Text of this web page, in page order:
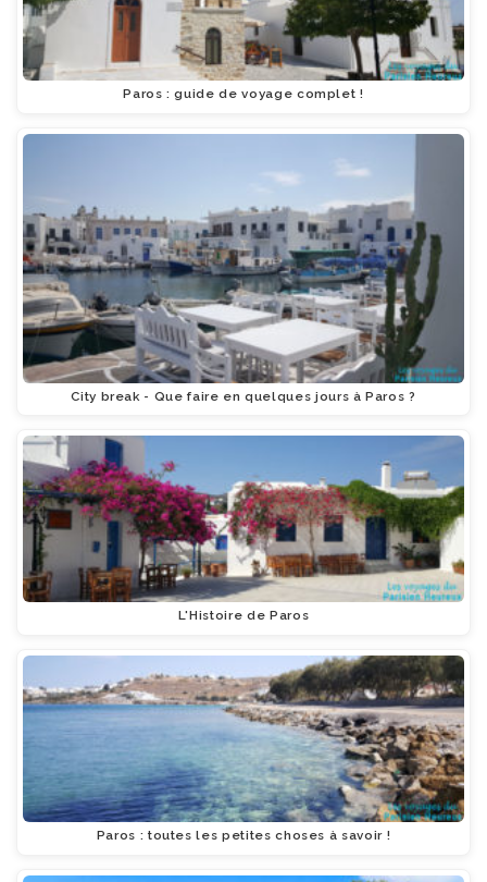
Paros : guide de voyage complet !
City break - Que faire en quelques jours à Paros ?
L'Histoire de Paros
Paros : toutes les petites choses à savoir !